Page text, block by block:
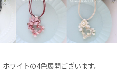
ワイトの4色展開ございます。